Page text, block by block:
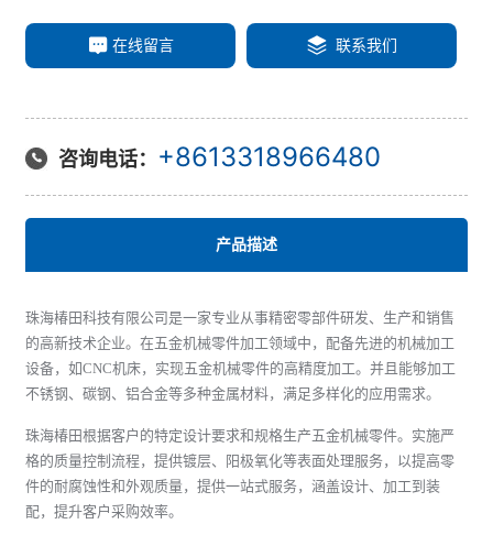
在线留言 联系我们
咨询电话： +8613318966480
产品描述
珠海椿田科技有限公司是一家专业从事精密零部件研发、生产和销售
的高新技术企业。在五金机械零件加工领域中，配备先进的机械加工
设备，如CNC机床，实现五金机械零件的高精度加工。并且能够加工
不锈钢、碳钢、铝合金等多种金属材料，满足多样化的应用需求。
珠海椿田根据客户的特定设计要求和规格生产五金机械零件。实施严
格的质量控制流程，提供镀层、阳极氧化等表面处理服务，以提高零
件的耐腐蚀性和外观质量，提供一站式服务，涵盖设计、加工到装
配，提升客户采购效率。